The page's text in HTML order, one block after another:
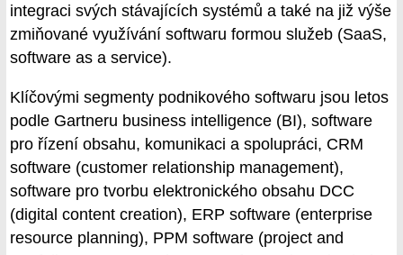
integraci svých stávajících systémů a také na již výše
zmiňované využívání softwaru formou služeb (SaaS,
software as a service).
Klíčovými segmenty podnikového softwaru jsou letos
podle Gartneru business intelligence (BI), software
pro řízení obsahu, komunikaci a spolupráci, CRM
software (customer relationship management),
software pro tvorbu elektronického obsahu DCC
(digital content creation), ERP software (enterprise
resource planning), PPM software (project and